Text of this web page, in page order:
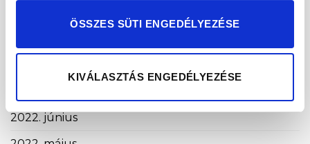
ÖSSZES SÜTI ENGEDÉLYEZÉSE
KIVÁLASZTÁS ENGEDÉLYEZÉSE
2022. június